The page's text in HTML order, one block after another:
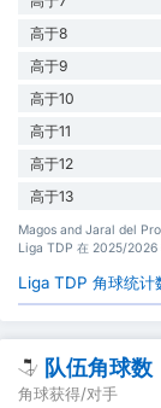
高于8
高于9
高于10
高于11
高于12
高于13
Magos and Jaral del
Liga TDP 在 2025/2026
Liga TDP 角球统计
队伍角球数
角球获得/对手